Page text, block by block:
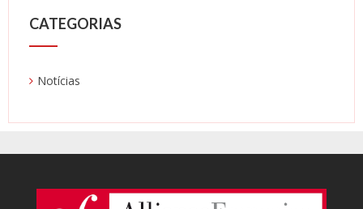
CATEGORIAS
Notícias